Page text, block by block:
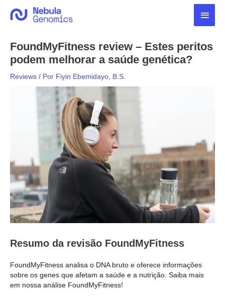
para
FoundMyFitness review – Estes peritos
podem melhorar a saúde genética?
Reviews / Por Fiyin Ebemidayo, B.S.
Resumo da revisão FoundMyFitness
FoundMyFitness analisa o DNA bruto e oferece informações
sobre os genes que afetam a saúde e a nutrição. Saiba mais
em nossa análise FoundMyFitness!